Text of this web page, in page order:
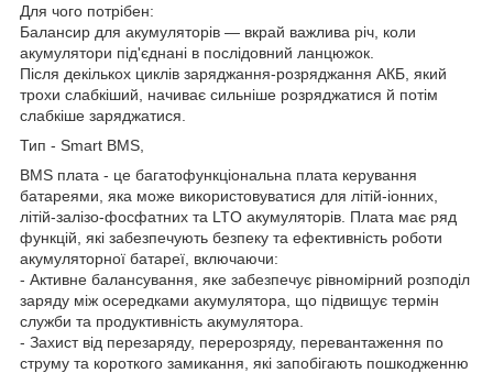
Для чого потрібен:
Балансир для акумуляторів — вкрай важлива річ, коли
акумулятори під'єднані в послідовний ланцюжок.
Після декількох циклів заряджання-розряджання АКБ, який
трохи слабкіший, начиває сильніше розряджатися й потім
слабкіше заряджатися.
Тип - Smart BMS,
BMS плата - це багатофункціональна плата керування
батареями, яка може використовуватися для літій-іонних,
літій-залізо-фосфатних та LTO акумуляторів. Плата має ряд
функцій, які забезпечують безпеку та ефективність роботи
акумуляторної батареї, включаючи:
- Активне балансування, яке забезпечує рівномірний розподіл
заряду між осередками акумулятора, що підвищує термін
служби та продуктивність акумулятора.
- Захист від перезаряду, перерозряду, перевантаження по
струму та короткого замикання, які запобігають пошкодженню